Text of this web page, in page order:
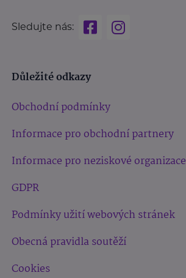
Sledujte nás:
Důležité odkazy
Obchodní podmínky
Informace pro obchodní partnery
Informace pro neziskové organizace
GDPR
Podmínky užití webových stránek
Obecná pravidla soutěží
Cookies